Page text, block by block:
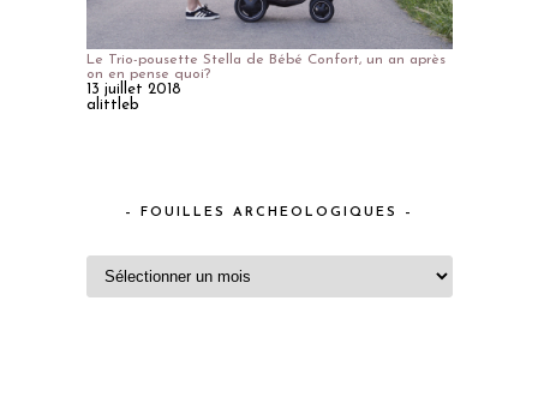
Le Trio-pousette Stella de Bébé Confort, un an après
on en pense quoi?
13 juillet 2018
alittleb
– FOUILLES ARCHEOLOGIQUES –